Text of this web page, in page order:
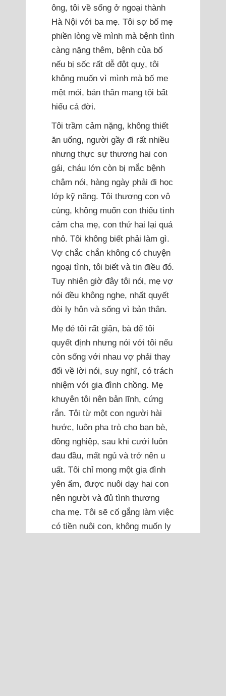
ông, tôi về sống ở ngoại thành
Hà Nội với ba mẹ. Tôi sợ bố mẹ
phiền lòng về mình mà bệnh tình
càng nặng thêm, bệnh của bố
nếu bị sốc rất dễ đột quỵ, tôi
không muốn vì mình mà bố mẹ
mệt mỏi, bản thân mang tội bất
hiếu cả đời.
Tôi trầm cảm nặng, không thiết
ăn uống, người gầy đi rất nhiều
nhưng thực sự thương hai con
gái, cháu lớn còn bị mắc bệnh
chậm nói, hàng ngày phải đi học
lớp kỹ năng. Tôi thương con vô
cùng, không muốn con thiếu tình
cảm cha mẹ, con thứ hai lại quá
nhỏ. Tôi không biết phải làm gì.
Vợ chắc chắn không có chuyện
ngoại tình, tôi biết và tin điều đó.
Tuy nhiên giờ đây tôi nói, mẹ vợ
nói đều không nghe, nhất quyết
đòi ly hôn và sống vì bản thân.
Mẹ đẻ tôi rất giận, bà để tôi
quyết định nhưng nói với tôi nếu
còn sống với nhau vợ phải thay
đổi về lời nói, suy nghĩ, có trách
nhiệm với gia đình chồng. Mẹ
khuyên tôi nên bản lĩnh, cứng
rắn. Tôi từ một con người hài
hước, luôn pha trò cho bạn bè,
đồng nghiệp, sau khi cưới luôn
đau đầu, mất ngủ và trở nên u
uất. Tôi chỉ mong một gia đình
yên ấm, được nuôi dạy hai con
nên người và đủ tình thương
cha mẹ. Tôi sẽ cố gắng làm việc
có tiền nuôi con, không muốn ly